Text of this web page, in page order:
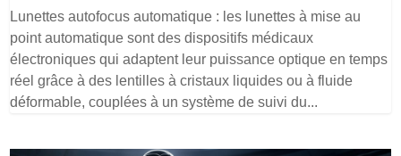
Lunettes autofocus automatique : les lunettes à mise au
point automatique sont des dispositifs médicaux
électroniques qui adaptent leur puissance optique en temps
réel grâce à des lentilles à cristaux liquides ou à fluide
déformable, couplées à un système de suivi du...